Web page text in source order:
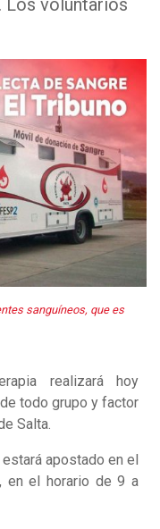
Los voluntarios
sanguíneos, que es
realizará hoy
todo grupo y factor
Salta.
apostado en el
en el horario de 9 a